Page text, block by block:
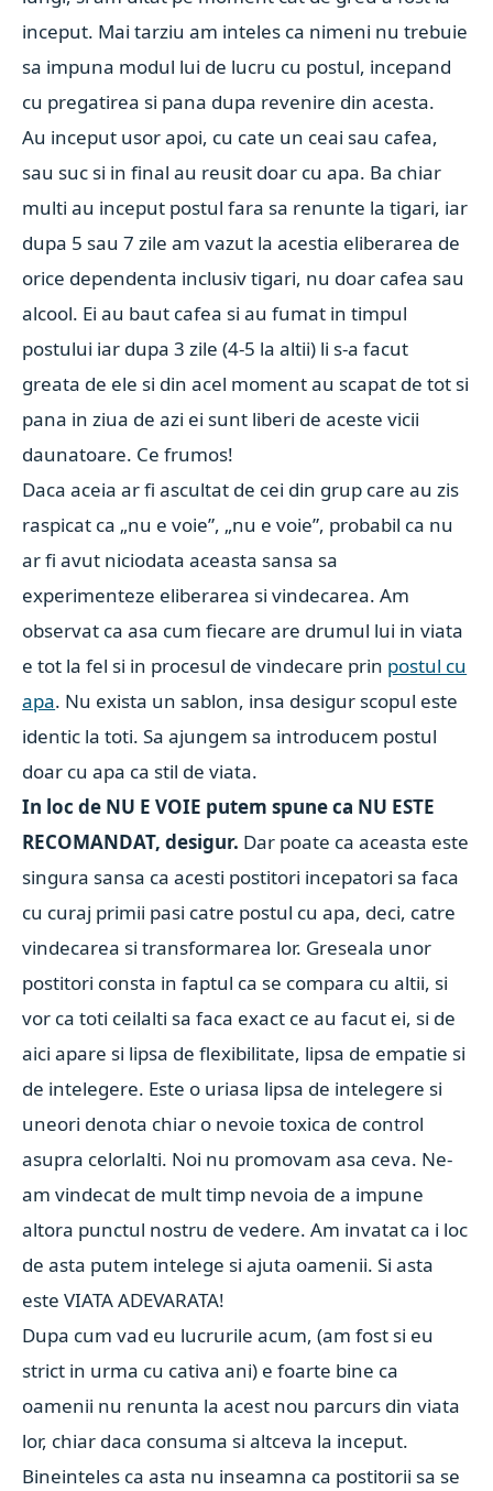
inceput. Mai tarziu am inteles ca nimeni nu trebuie
sa impuna modul lui de lucru cu postul, incepand
cu pregatirea si pana dupa revenire din acesta.
Au inceput usor apoi, cu cate un ceai sau cafea,
sau suc si in final au reusit doar cu apa. Ba chiar
multi au inceput postul fara sa renunte la tigari, iar
dupa 5 sau 7 zile am vazut la acestia eliberarea de
orice dependenta inclusiv tigari, nu doar cafea sau
alcool. Ei au baut cafea si au fumat in timpul
postului iar dupa 3 zile (4-5 la altii) li s-a facut
greata de ele si din acel moment au scapat de tot si
pana in ziua de azi ei sunt liberi de aceste vicii
daunatoare. Ce frumos!
Daca aceia ar fi ascultat de cei din grup care au zis
raspicat ca „nu e voie”, „nu e voie”, probabil ca nu
ar fi avut niciodata aceasta sansa sa
experimenteze eliberarea si vindecarea. Am
observat ca asa cum fiecare are drumul lui in viata
e tot la fel si in procesul de vindecare prin postul cu
apa. Nu exista un sablon, insa desigur scopul este
identic la toti. Sa ajungem sa introducem postul
doar cu apa ca stil de viata.
In loc de NU E VOIE putem spune ca NU ESTE
RECOMANDAT, desigur. Dar poate ca aceasta este
singura sansa ca acesti postitori incepatori sa faca
cu curaj primii pasi catre postul cu apa, deci, catre
vindecarea si transformarea lor. Greseala unor
postitori consta in faptul ca se compara cu altii, si
vor ca toti ceilalti sa faca exact ce au facut ei, si de
aici apare si lipsa de flexibilitate, lipsa de empatie si
de intelegere. Este o uriasa lipsa de intelegere si
uneori denota chiar o nevoie toxica de control
asupra celorlalti. Noi nu promovam asa ceva. Ne-
am vindecat de mult timp nevoia de a impune
altora punctul nostru de vedere. Am invatat ca i loc
de asta putem intelege si ajuta oamenii. Si asta
este VIATA ADEVARATA!
Dupa cum vad eu lucrurile acum, (am fost si eu
strict in urma cu cativa ani) e foarte bine ca
oamenii nu renunta la acest nou parcurs din viata
lor, chiar daca consuma si altceva la inceput.
Bineinteles ca asta nu inseamna ca postitorii sa se